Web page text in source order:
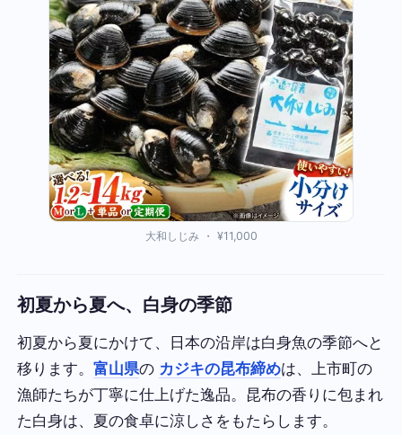
大和しじみ ・ ¥11,000
初夏から夏へ、白身の季節
初夏から夏にかけて、日本の沿岸は白身魚の季節へと
移ります。富山県の カジキの昆布締めは、上市町の
漁師たちが丁寧に仕上げた逸品。昆布の香りに包まれ
た白身は、夏の食卓に涼しさをもたらします。